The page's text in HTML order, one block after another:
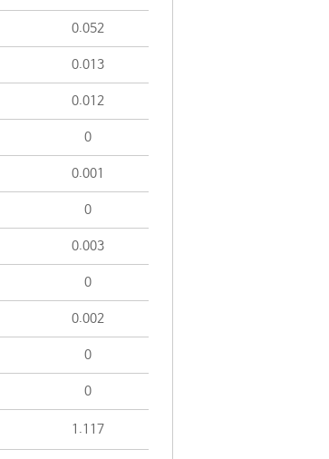
0.052
0.013
0.012
0
0.001
0
0.003
0
0.002
0
0
1.117